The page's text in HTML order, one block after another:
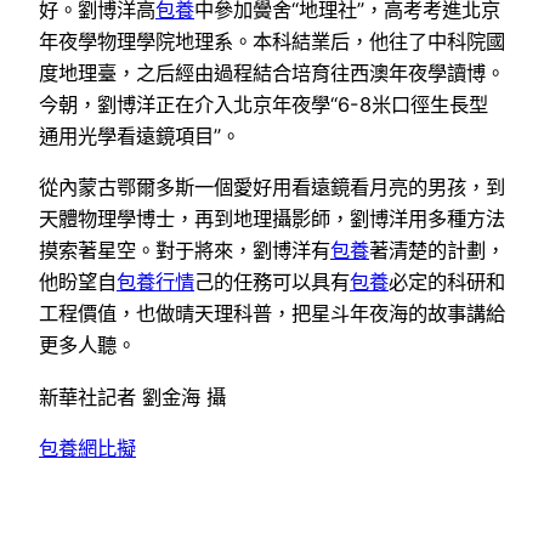
好。劉博洋高包養中參加黌舍“地理社”，高考考進北京
年夜學物理學院地理系。本科結業后，他往了中科院國
度地理臺，之后經由過程結合培育往西澳年夜學讀博。
今朝，劉博洋正在介入北京年夜學“6-8米口徑生長型
通用光學看遠鏡項目”。
從內蒙古鄂爾多斯一個愛好用看遠鏡看月亮的男孩，到
天體物理學博士，再到地理攝影師，劉博洋用多種方法
摸索著星空。對于將來，劉博洋有包養著清楚的計劃，
他盼望自包養行情己的任務可以具有包養必定的科研和
工程價值，也做晴天理科普，把星斗年夜海的故事講給
更多人聽。
新華社記者 劉金海 攝
包養網比擬